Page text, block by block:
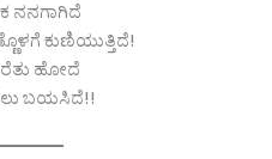
ಕುಣಿಯುತ್ತಿದೆ!
ಹೋದೆ
ಬಯಸಿದೆ!!